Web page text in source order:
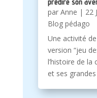
par Anne | 22
Blog pédago
Une activité
version “jeu
l’histoire de
et ses